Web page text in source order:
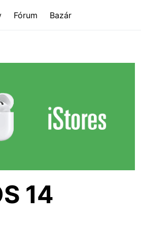
Fórum Bazár
14